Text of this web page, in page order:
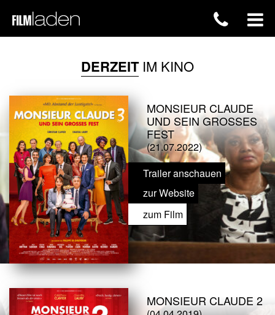
DERZEITIM KINO
MONSIEUR CLAUDE
UND SEIN GROSSES F
EST
(21.07.2022)
Trailer anschauen
zur Website
zum Film
MONSIEUR CLAUDE 2